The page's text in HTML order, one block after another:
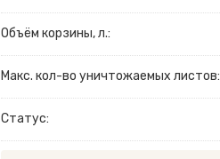
Объём корзины, л.:
Макс. кол-во уничтожаемых листов:
Статус: